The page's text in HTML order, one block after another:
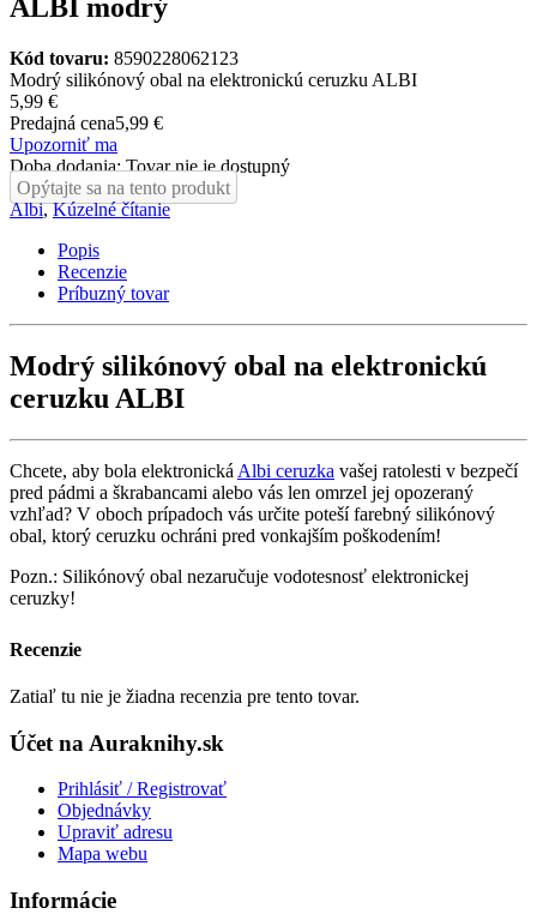
ALBI modrý
Kód tovaru: 8590228062123
Modrý silikónový obal na elektronickú ceruzku ALBI
5,99 €
Predajná cena5,99 €
Upozorniť ma
Doba dodania: Tovar nie je dostupný
Opýtajte sa na tento produkt
Albi,Kúzelné čítanie
Popis
Recenzie
Príbuzný tovar
Modrý silikónový obal na elektronickú
ceruzku ALBI
Chcete, aby bola elektronická Albi ceruzka vašej ratolesti v bezpečí
pred pádmi a škrabancami alebo vás len omrzel jej opozeraný
vzhľad? V oboch prípadoch vás určite poteší farebný silikónový
obal, ktorý ceruzku ochráni pred vonkajším poškodením!
Pozn.: Silikónový obal nezaručuje vodotesnosť elektronickej
ceruzky!
Recenzie
Zatiaľ tu nie je žiadna recenzia pre tento tovar.
Účet na Auraknihy.sk
Prihlásiť / Registrovať
Objednávky
Upraviť adresu
Mapa webu
Informácie